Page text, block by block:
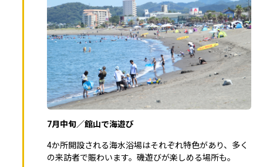
7月中旬／館山で海遊び
4か所開設される海水浴場はそれぞれ特色があり、多く
の来訪者で賑わいます。磯遊びが楽しめる場所も。